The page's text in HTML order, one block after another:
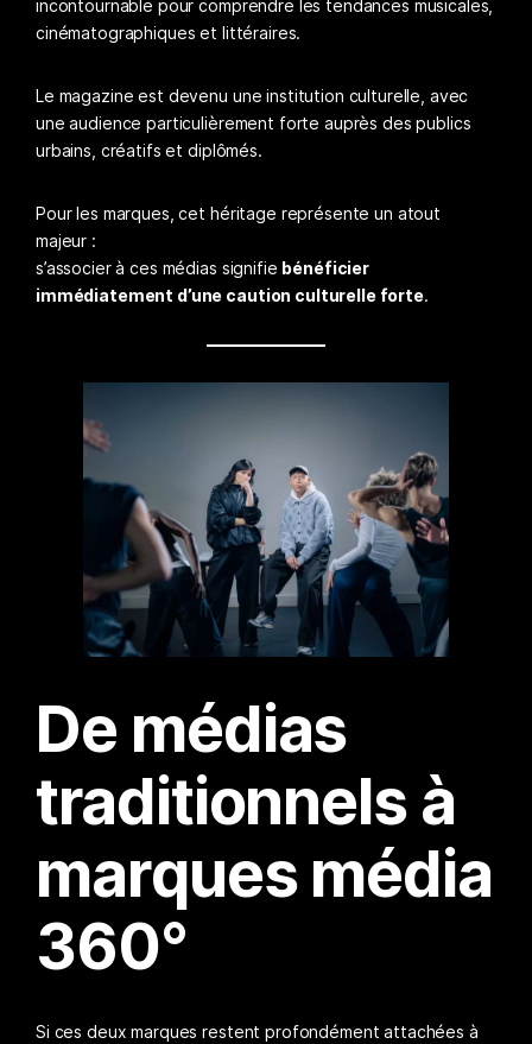
incontournable pour comprendre les tendances musicales,
cinématographiques et littéraires.
Le magazine est devenu une institution culturelle, avec
une audience particulièrement forte auprès des publics
urbains, créatifs et diplômés.
Pour les marques, cet héritage représente un atout
majeur :
s’associer à ces médias signifie bénéficier
immédiatement d’une caution culturelle forte.
De médias
traditionnels à
marques média
360°
Si ces deux marques restent profondément attachées à